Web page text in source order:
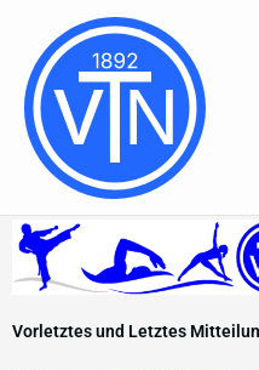
springen
Vorletztes und Letztes